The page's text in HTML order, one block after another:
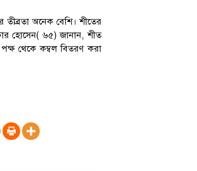
অনেক বেশি। শীতের
হোসেন( ৬৫) জানান, শীত
থেকে কম্বল বিতরণ করা